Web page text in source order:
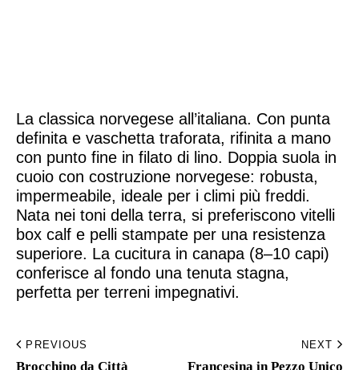
Remote Bespoke
Bespoke
La Bottega
Archivio
Contatti
La classica norvegese all’italiana. Con punta
definita e vaschetta traforata, rifinita a mano
con punto fine in filato di lino. Doppia suola in
cuoio con costruzione norvegese: robusta,
impermeabile, ideale per i climi più freddi.
Nata nei toni della terra, si preferiscono vitelli
box calf e pelli stampate per una resistenza
superiore. La cucitura in canapa (8–10 capi)
conferisce al fondo una tenuta stagna,
perfetta per terreni impegnativi.
PREVIOUS
Brocchino da Città
NEXT
Francesina in Pezzo Unico